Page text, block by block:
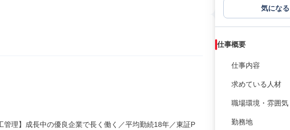
管理】成長中の優良企業で長く働く／平均勤続18年／東証P
気になる
仕事概要
仕事内容
求めている人材
職場環境・雰囲気
勤務地